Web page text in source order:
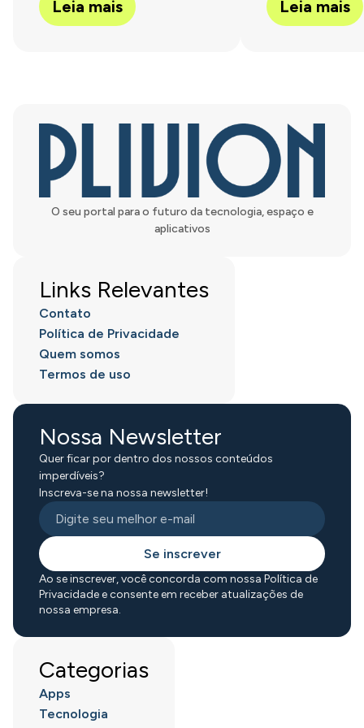
Leia mais Leia mais
O seu portal para o futuro da tecnologia, espaço e
aplicativos
Links Relevantes
Contato
Política de Privacidade
Quem somos
Termos de uso
Nossa Newsletter
Quer ficar por dentro dos nossos conteúdos
imperdíveis?
Inscreva-se na nossa newsletter!
Se inscrever
Ao se inscrever, você concorda com nossa Política de
Privacidade e consente em receber atualizações de
nossa empresa.
Categorias
Apps
Tecnologia